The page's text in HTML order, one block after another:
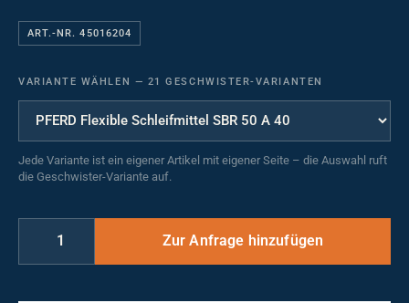
ART.-NR. 45016204
VARIANTE WÄHLEN — 21 GESCHWISTER-VARIANTEN
Jede Variante ist ein eigener Artikel mit eigener Seite – die Auswahl ruft
die Geschwister-Variante auf.